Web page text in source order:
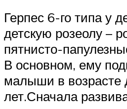
Герпес 6-го типа у
детскую розеолу –
пятнисто-
В основном, ему
малыши в возрасте
лет.Сначала